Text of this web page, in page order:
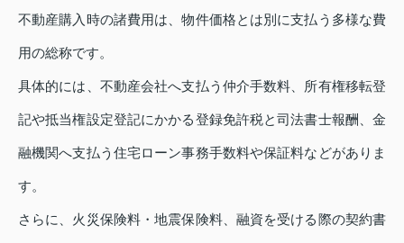
不動産購入時の諸費用は、物件価格とは別に支払う多様な費
用の総称です。
具体的には、不動産会社へ支払う仲介手数料、所有権移転登
記や抵当権設定登記にかかる登録免許税と司法書士報酬、金
融機関へ支払う住宅ローン事務手数料や保証料などがありま
す。
さらに、火災保険料・地震保険料、融資を受ける際の契約書